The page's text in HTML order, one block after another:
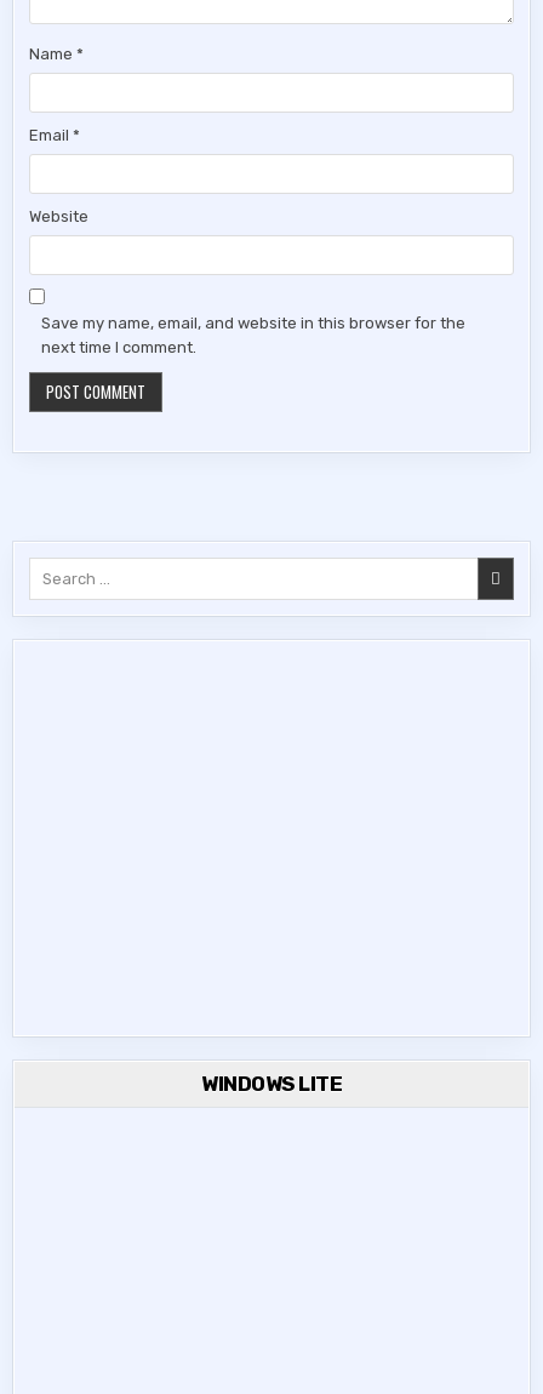
Name*
Email*
Website
Save my name, email, and website in this browser for the
next time I comment.
WINDOWS LITE